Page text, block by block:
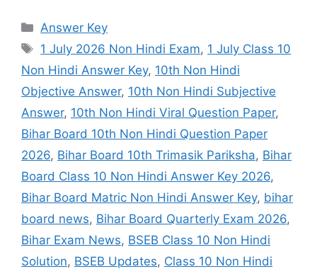
Categories
Answer Key
Tags
1 July 2026 Non Hindi Exam, 1 July Class 10
Non Hindi Answer Key, 10th Non Hindi
Objective Answer, 10th Non Hindi Subjective
Answer, 10th Non Hindi Viral Question Paper,
Bihar Board 10th Non Hindi Question Paper
2026, Bihar Board 10th Trimasik Pariksha, Bihar
Board Class 10 Non Hindi Answer Key 2026,
Bihar Board Matric Non Hindi Answer Key, bihar
board news, Bihar Board Quarterly Exam 2026,
Bihar Exam News, BSEB Class 10 Non Hindi
Solution, BSEB Updates, Class 10 Non Hindi